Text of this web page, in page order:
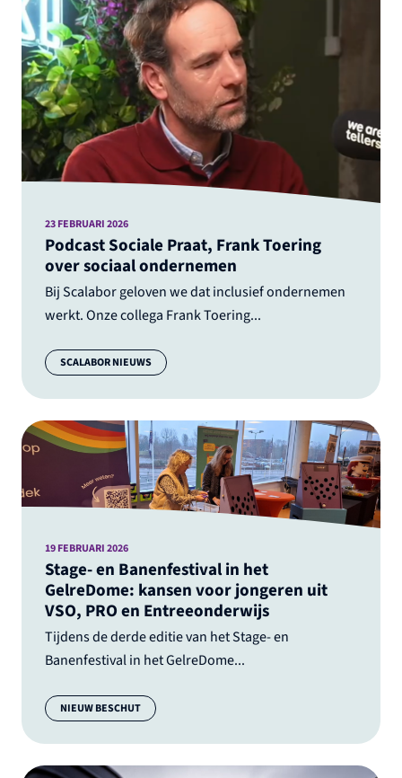
Podcast Sociale Praat, Frank Toering
over sociaal ondernemen
Bij Scalabor geloven we dat inclusief ondernemen
werkt. Onze collega Frank Toering...
23 FEBRUARI 2026
Categorie:
SCALABOR NIEUWS
Stage- en Banenfestival in het
GelreDome: kansen voor jongeren uit
VSO, PRO en Entreeonderwijs
Tijdens de derde editie van het Stage- en
Banenfestival in het GelreDome...
19 FEBRUARI 2026
Categorie:
NIEUW BESCHUT